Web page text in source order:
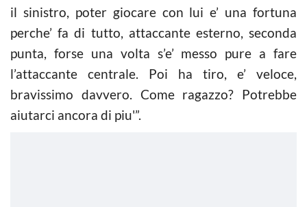
il sinistro, poter giocare con lui e’ una fortuna
perche’ fa di tutto, attaccante esterno, seconda
punta, forse una volta s’e’ messo pure a fare
l’attaccante centrale. Poi ha tiro, e’ veloce,
bravissimo davvero. Come ragazzo? Potrebbe
aiutarci ancora di piu'”.